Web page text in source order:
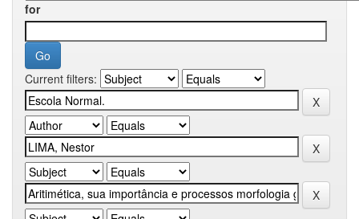
for
Current filters: